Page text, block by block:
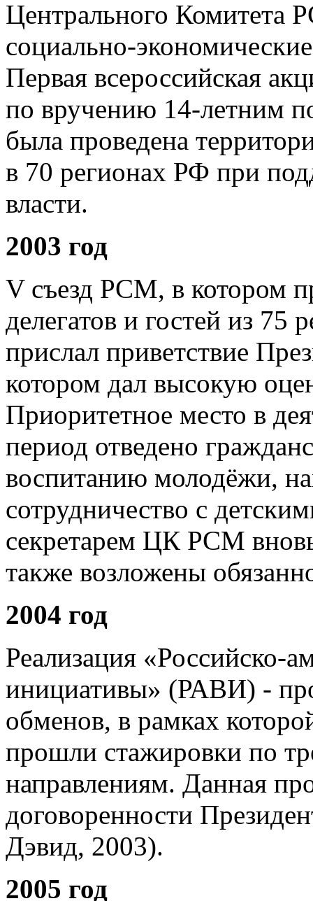
Центрального Комитета
социально-
Первая всероссийская
по вручению 14-летним
была проведена
в 70 регионах РФ при
власти.
2003 год
V съезд РСМ, в котором
делегатов и гостей из 75
прислал приветствие
котором дал высокую
Приоритетное место в
период отведено
воспитанию молодёжи,
сотрудничество с
секретарем ЦК РСМ
также возложены
2004 год
Реализация «Российско-
инициативы» (РАВИ) -
обменов, в рамках
прошли стажировки по
направлениям. Данная
договоренности
Дэвид, 2003).
2005 год